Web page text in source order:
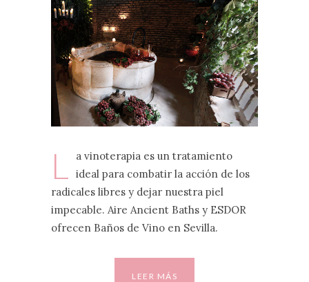
L
a vinoterapia es un tratamiento
ideal para combatir la acción de los
radicales libres y dejar nuestra piel
impecable. Aire Ancient Baths y ESDOR
ofrecen Baños de Vino en Sevilla.
LEER MÁS